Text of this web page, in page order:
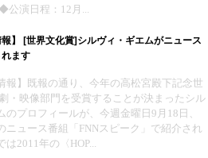
公演日程：12月...
報】 [世界文化賞]シルヴィ・ギエムがニュース
ます
報】既報の通り、今年の高松宮殿下記念世
・映像部門を受賞することが決まったシル
のプロフィールが、今週金曜日9月18日、
ニュース番組「FNNスピーク」で紹介され
は2011年の〈HOP...